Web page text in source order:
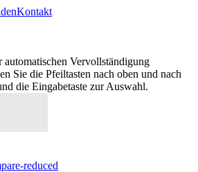
Kontakt
automatischen Vervollständigung
Sie die Pfeiltasten nach oben und nach
die Eingabetaste zur Auswahl.